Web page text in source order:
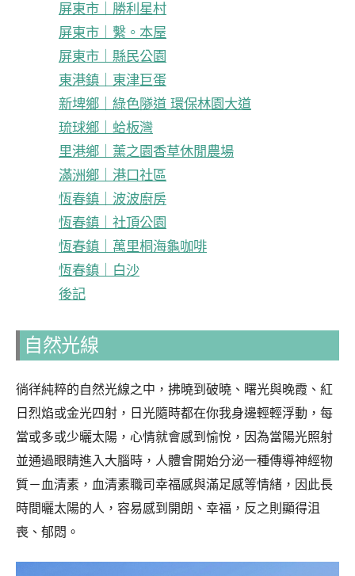
屏東市｜勝利星村
屏東市｜繫。本屋
屏東市｜縣民公園
東港鎮｜東津巨蛋
新埤鄉｜綠色隧道 環保林園大道
琉球鄉｜蛤板灣
里港鄉｜薰之園香草休閒農場
滿洲鄉｜港口社區
恆春鎮｜波波廚房
恆春鎮｜社頂公園
恆春鎮｜萬里桐海龜咖啡
恆春鎮｜白沙
後記
自然光線
徜徉純粹的自然光線之中，拂曉到破曉、曙光與晚霞、紅
日烈焰或金光四射，日光隨時都在你我身邊輕輕浮動，每
當或多或少曬太陽，心情就會感到愉悅，因為當陽光照射
並通過眼睛進入大腦時，人體會開始分泌一種傳導神經物
質－血清素，血清素職司幸福感與滿足感等情緒，因此長
時間曬太陽的人，容易感到開朗、幸福，反之則顯得沮
喪、郁悶。